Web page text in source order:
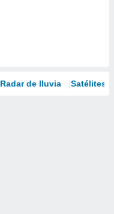
Radar de lluvia Satélites